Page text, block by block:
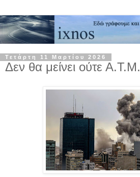
Τετάρτη 11 Μαρτίου 2026
Δεν θα μείνει ούτε Α.Τ.Μ.